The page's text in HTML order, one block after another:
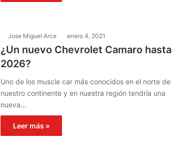
Jose Miguel Arce enero 4, 2021
¿Un nuevo Chevrolet Camaro hasta
2026?
Uno de los muscle car más conocidos en el norte de
nuestro continente y en nuestra región tendría una
nueva…
Leer más »